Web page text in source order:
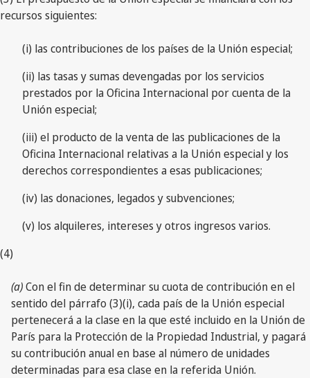
recursos siguientes:
(i) las contribuciones de los países de la Unión especial;
(ii) las tasas y sumas devengadas por los servicios
prestados por la Oficina Internacional por cuenta de la
Unión especial;
(iii) el producto de la venta de las publicaciones de la
Oficina Internacional relativas a la Unión especial y los
derechos correspondientes a esas publicaciones;
(iv) las donaciones, legados y subvenciones;
(v) los alquileres, intereses y otros ingresos varios.
(4)
(a)Con el fin de determinar su cuota de contribución en el
sentido del párrafo (3)(i), cada país de la Unión especial
pertenecerá a la clase en la que esté incluido en la Unión de
París para la Protección de la Propiedad Industrial, y pagará
su contribución anual en base al número de unidades
determinadas para esa clase en la referida Unión.